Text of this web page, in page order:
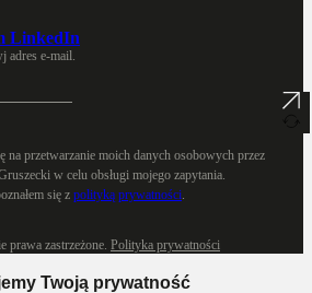
LinkedIn
adres e-mail.
na przetwarzanie moich danych osobowych przez
w celu obsługi mojego zapytania.
się z polityką prywatności
prawa zastrzeżone. Polityka prywatności
Twoją prywatność